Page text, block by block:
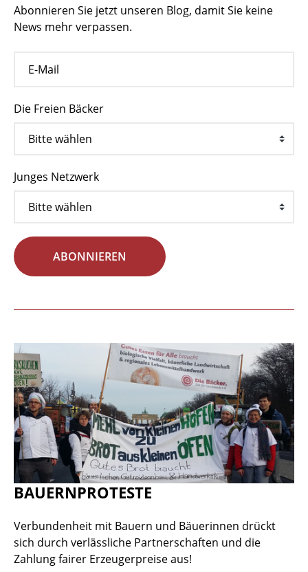
Abonnieren Sie jetzt unseren Blog, damit Sie keine
News mehr verpassen.
Die Freien Bäcker
Junges Netzwerk
ABONNIEREN
BAUERNPROTESTE
Verbundenheit mit Bauern und Bäuerinnen drückt
sich durch verlässliche Partnerschaften und die
Zahlung fairer Erzeugerpreise aus!